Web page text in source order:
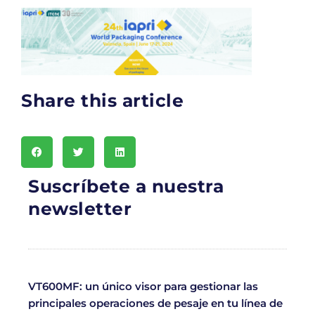
Share this article
Suscríbete a nuestra
newsletter
VT600MF: un único visor para gestionar las
principales operaciones de pesaje en tu línea de